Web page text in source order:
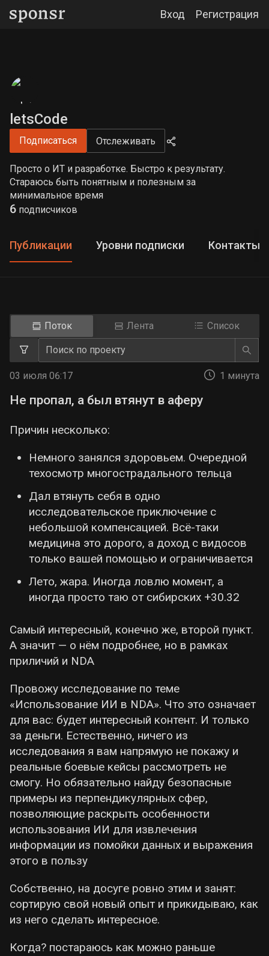
Вход Регистрация
letsCode
Подписаться Отслеживать
Просто о ИТ и разработке. Быстро к результату.
Стараюсь быть понятным и полезным за
минимальное время
6 подписчиков
Публикации Уровни подписки Контакты
Поток Лента Список
03 июля 06:17 1 минута
Не пропал, а был втянут в аферу
Причин несколько:
Немного занялся здоровьем. Очередной
техосмотр многострадального тельца
Дал втянуть себя в одно
исследовательское приключение с
небольшой компенсацией. Всё-таки
медицина это дорого, а доход с видосов
только вашей помощью и ограничивается
Лето, жара. Иногда ловлю момент, а
иногда просто таю от сибирских +30.32
Самый интересный, конечно же, второй пункт.
А значит — о нём подробнее, но в рамках
приличий и NDA
Провожу исследование по теме
«Использование ИИ в NDA». Что это означает
для вас: будет интересный контент. И только
за деньги. Естественно, ничего из
исследования я вам напрямую не покажу и
реальные боевые кейсы рассмотреть не
смогу. Но обязательно найду безопасные
примеры из перпендикулярных сфер,
позволяющие раскрыть особенности
использования ИИ для извлечения
информации из помойки данных и выражения
этого в пользу
Собственно, на досуге ровно этим и занят:
сортирую свой новый опыт и прикидываю, как
из него сделать интересное.
Когда? постараюсь как можно раньше